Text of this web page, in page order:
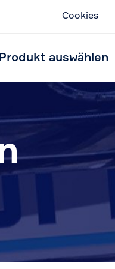
Cookies
Produkt auswählen